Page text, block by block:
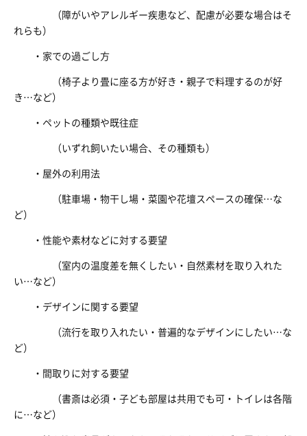
（障がいやアレルギー疾患など、配慮が必要な場合はそ
れらも）
・家での過ごし方
（椅子より畳に座る方が好き・親子で料理するのが好
き…など）
・ペットの種類や既往症
（いずれ飼いたい場合、その種類も）
・屋外の利用法
（駐車場・物干し場・菜園や花壇スペースの確保…な
ど）
・性能や素材などに対する要望
（室内の温度差を無くしたい・自然素材を取り入れた
い…など）
・デザインに関する要望
（流行を取り入れたい・普遍的なデザインにしたい…な
ど）
・間取りに対する要望
（書斎は必須・子ども部屋は共用でも可・トイレは各階
に…など）